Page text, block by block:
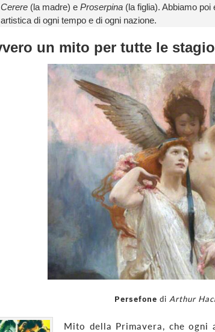
Cerere (la madre) e Proserpina (la figlia). Abbiamo
artistica di ogni tempo e di ogni nazione.
un mito per tutte le
Persefone di Arthur
Mito della Primavera, che